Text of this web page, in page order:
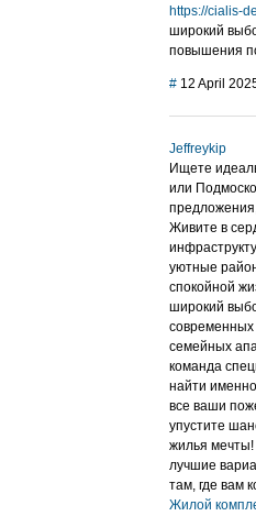
https://cialis-
широкий
повышения
# 12 April
Jeffreykip
Ищете
или
Живите в
уютные
спокойной
широкий
современных
семейных
команда
найти
все ваши
упустите
жилья
лучшие
там, где вам
Жилой